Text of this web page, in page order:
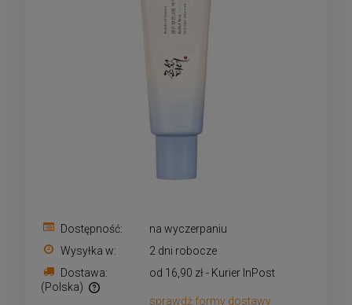
Dostępność:
na wyczerpaniu
Wysyłka w:
2 dni robocze
Dostawa:
od 16,90 zł - Kurier InPost
(Polska)
sprawdź formy dostawy